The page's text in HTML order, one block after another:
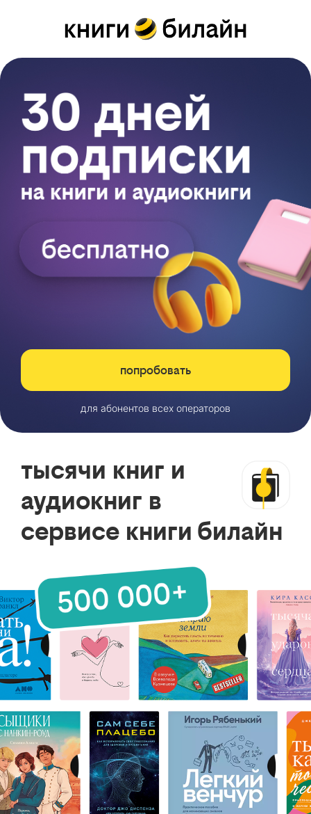
попробовать
для абонентов всех операторов
тысячи книг и
аудиокниг в
сервисе книги билайн